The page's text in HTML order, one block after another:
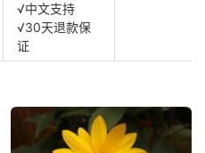
√中文支持
√30天退款保
证